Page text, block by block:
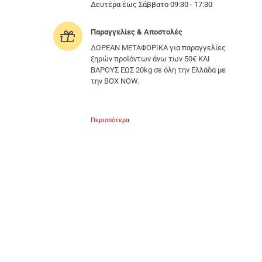
Δευτέρα έως Σάββατο 09:30 - 17:30
Παραγγελίες & Αποστολές
ΔΩΡΕΑΝ ΜΕΤΑΦΟΡΙΚΑ για παραγγελίες
ξηρών προϊόντων άνω των 50€ ΚΑΙ
ΒΑΡΟΥΣ ΕΩΣ 20kg σε όλη την Ελλάδα με
την BOX NOW.
Περισσότερα